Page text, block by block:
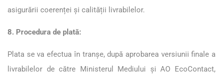
asigurării coerenței și calității livrabilelor.
8. Procedura de plată:
Plata se va efectua în tranșe, după aprobarea versiunii finale a
livrabilelor de către Ministerul Mediului și AO EcoContact,